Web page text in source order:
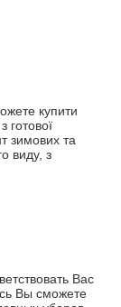
купити
готової
зимових та
виду, з
Вас
Вы сможете